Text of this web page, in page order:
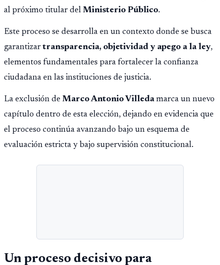
al próximo titular del Ministerio Público.
Este proceso se desarrolla en un contexto donde se busca
garantizartransparencia, objetividad y apego a la ley,
elementos fundamentales para fortalecer la confianza
ciudadana en las instituciones de justicia.
La exclusión de Marco Antonio Villedamarca un nuevo
capítulo dentro de esta elección, dejando en evidencia que
el proceso continúa avanzando bajo un esquema de
evaluación estricta y bajo supervisión constitucional.
Un proceso decisivo para